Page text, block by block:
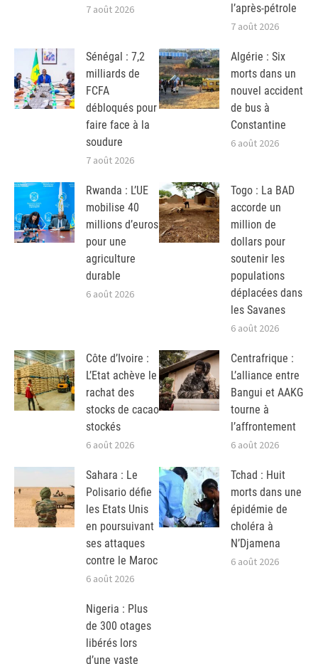
7 août 2026
l’après-pétrole
7 août 2026
Sénégal : 7,2
milliards de
FCFA
débloqués pour
faire face à la
soudure
7 août 2026
Algérie : Six
morts dans un
nouvel accident
de bus à
Constantine
6 août 2026
Rwanda : L’UE
mobilise 40
millions d’euros
pour une
agriculture
durable
6 août 2026
Togo : La BAD
accorde un
million de
dollars pour
soutenir les
populations
déplacées dans
les Savanes
6 août 2026
Côte d’Ivoire :
L’Etat achève le
rachat des
stocks de cacao
stockés
6 août 2026
Centrafrique :
L’alliance entre
Bangui et AAKG
tourne à
l’affrontement
6 août 2026
Sahara : Le
Polisario défie
les Etats Unis
en poursuivant
ses attaques
contre le Maroc
6 août 2026
Tchad : Huit
morts dans une
épidémie de
choléra à
N’Djamena
6 août 2026
Nigeria : Plus
de 300 otages
libérés lors
d’une vaste